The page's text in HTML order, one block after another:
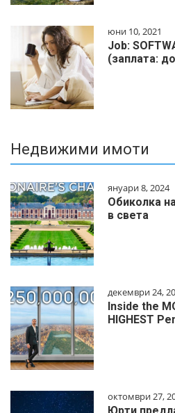
юни 10, 2021
Job:
(заплата:
Недвижими имоти
януари 8, 2024
Обиколка
в света
декември 24,
Inside the
HIGHEST
октомври 27,